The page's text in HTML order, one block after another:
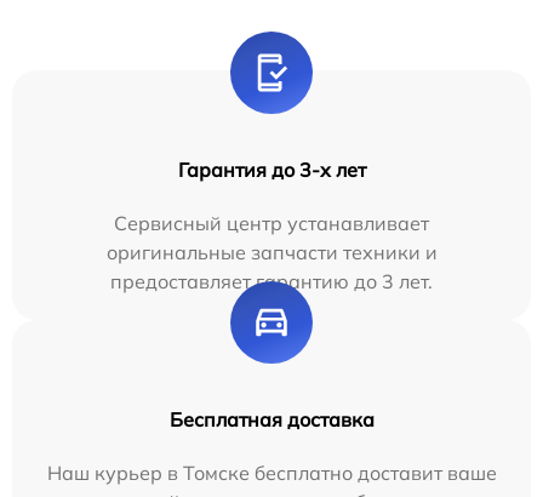
Гарантия до 3-х лет
Сервисный центр устанавливает
оригинальные запчасти техники и
предоставляет гарантию до 3 лет.
Бесплатная доставка
Наш курьер в Томске бесплатно доставит ваше